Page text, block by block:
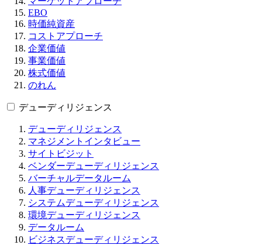
EBO
時価純資産
コストアプローチ
企業価値
事業価値
株式価値
のれん
デューディリジェンス
デューディリジェンス
マネジメントインタビュー
サイトビジット
ベンダーデューディリジェンス
バーチャルデータルーム
人事デューディリジェンス
システムデューディリジェンス
環境デューディリジェンス
データルーム
ビジネスデューディリジェンス